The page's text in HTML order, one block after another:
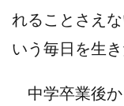
れることさえ
いう毎日を生き
中学卒業後か